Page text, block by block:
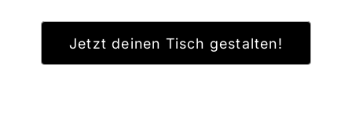
Jetzt deinen Tisch gestalten!